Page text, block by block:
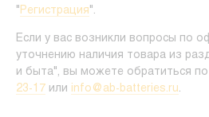
" Регистрация".
Если у вас возникли вопросы по
уточнению наличия товара из
и быта", вы можете обратиться
23-17 или info@ab-batteries.ru.